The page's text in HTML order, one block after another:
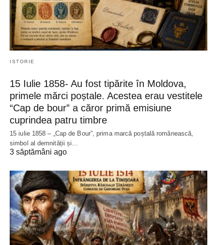
ISTORIE
15 Iulie 1858- Au fost tipărite în Moldova,
primele mărci poștale. Acestea erau vestitele
“Cap de bour” a căror primă emisiune
cuprindea patru timbre
15 iulie 1858 – „Cap de Bour”, prima marcă poștală românească,
simbol al demnității și…
3 săptămâni ago